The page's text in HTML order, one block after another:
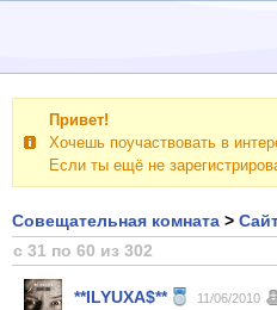
Привет!
Хочешь поучаствовать в
Если ты ещё не
Совещательная комната >
с 31 по 60 из 302
**ILYUXA$** 11/06/2010